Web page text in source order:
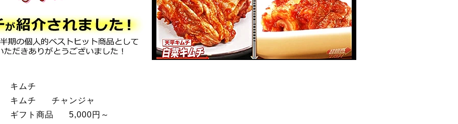
キムチ
キムチ
チャンジャ
ギフト商品
5,000円～